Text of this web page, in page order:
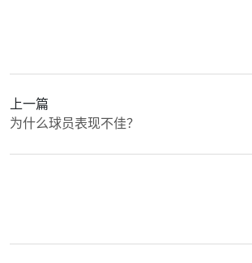
上一篇
为什么球员表现不佳？